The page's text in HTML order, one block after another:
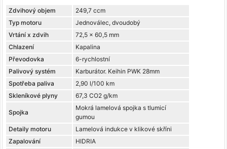
Zdvihový objem
249,7 ccm
Typ motoru
Jednoválec, dvoudobý
Vrtání x zdvih
72,5 x 60,5 mm
Chlazení
Kapalina
Převodovka
6-rychlostní
Palivový systém
Karburátor. Keihin PWK 28mm
Spotřeba paliva
2,90 l/100 km
Skleníkové plyny
67,3 CO2 g/km
Spojka
Mokrá lamelová spojka s tlumicí
gumou
Detaily motoru
Lamelová indukce v klikové skříni
Zapalování
HIDRIA